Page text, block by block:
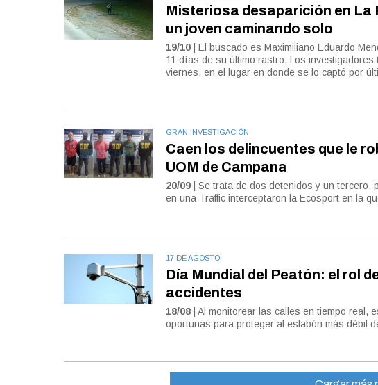
Misteriosa desaparición en La
un joven caminando solo
19/10 | El buscado es Maximiliano Eduardo
11 días de su último rastro. Los
viernes, en el lugar en donde se lo captó por
GRAN INVESTIGACIÓN
Caen los delincuentes que le
UOM de Campana
20/09 | Se trata de dos detenidos y un
en una Traffic interceptaron la Ecosport en la
17 DE AGOSTO
Día Mundial del Peatón: el rol
accidentes
18/08 | Al monitorear las calles en tiempo real,
oportunas para proteger al eslabón más débil